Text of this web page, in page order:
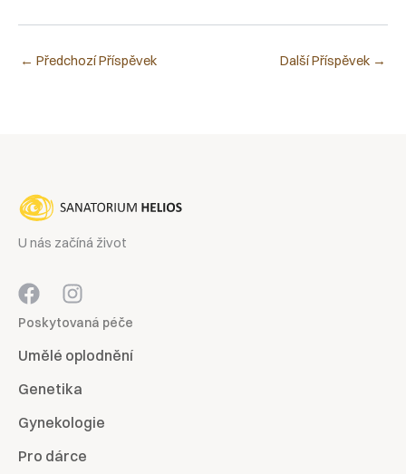
← Předchozí Příspěvek Další Příspěvek →
U nás začíná život
Poskytovaná péče
Umělé oplodnění
Genetika
Gynekologie
Pro dárce